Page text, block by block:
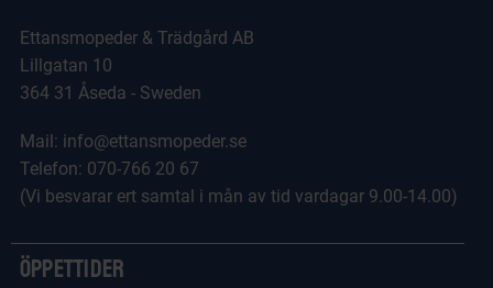
Ettansmopeder & Trädgård AB
Lillgatan 10
364 31 Åseda - Sweden
Mail: info@ettansmopeder.se
Telefon: 070-766 20 67
(Vi besvarar ert samtal i mån av tid vardagar 9.00-14.00)
Öppettider